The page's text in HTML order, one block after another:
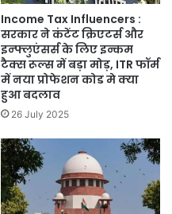
Income Tax Influencers :
सरकार ने कंटेंट क्रिएटर्स और
इन्फ्लुएंसर्स के लिए इन्कम
टैक्स रूल्स में बड़ा मोड़, ITR फॉर्म
में नया प्रोफेशन कोड मे क्या
हुआ बदलाव
26 July 2025